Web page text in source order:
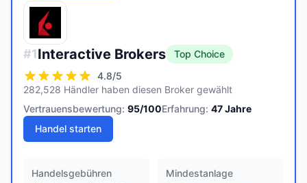
#1Interactive Brokers
Top Choice
4.8/5
282,528 Händler haben diesen Broker gewählt
Vertrauensbewertung: 95/100Erfahrung: 47Jahre
Handel starten
Handelsgebühren
Mindestanlage